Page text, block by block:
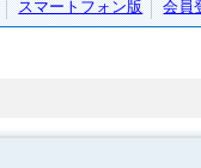
スマートフォン版 会員